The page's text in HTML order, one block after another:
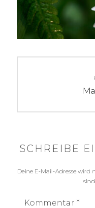
SCHREIBE
Deine E-Mail-Adresse wird
Kommentar *